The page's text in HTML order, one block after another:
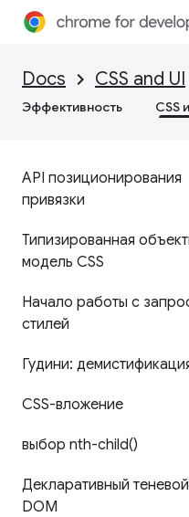
Docs CSS and UI
Эффективность CSS
API позиционирования
привязки
Типизированная
модель CSS
Начало работы с
стилей
Гудини:
CSS-вложение
выбор nth-child()
Декларативный теневой
DOM